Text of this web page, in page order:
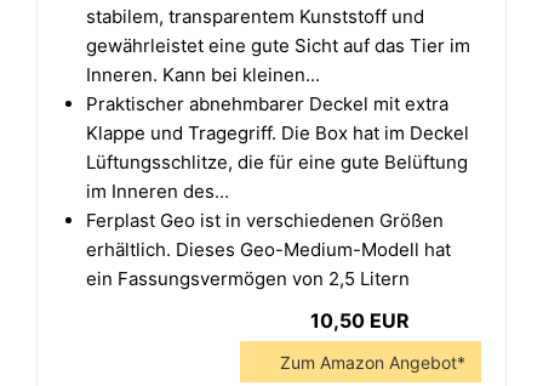
stabilem, transparentem Kunststoff und
gewährleistet eine gute Sicht auf das Tier im
Inneren. Kann bei kleinen...
Praktischer abnehmbarer Deckel mit extra
Klappe und Tragegriff. Die Box hat im Deckel
Lüftungsschlitze, die für eine gute Belüftung
im Inneren des...
Ferplast Geo ist in verschiedenen Größen
erhältlich. Dieses Geo-Medium-Modell hat
ein Fassungsvermögen von 2,5 Litern
10,50 EUR
Zum Amazon Angebot*